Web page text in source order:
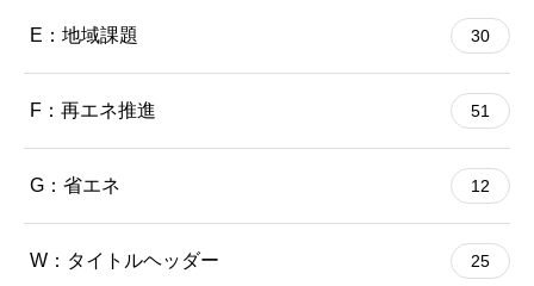
E：地域課題 30
F：再エネ推進 51
G：省エネ 12
W：タイトルヘッダー 25